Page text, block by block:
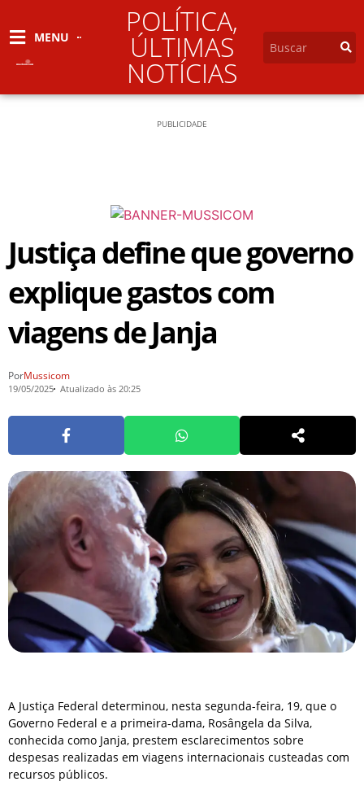
MENU POLÍTICA,
ÚLTIMAS
NOTÍCIAS
PUBLICIDADE
Justiça define que governo
explique gastos com
viagens de Janja
PorMussicom
19/05/2025 Atualizado às 20:25
A Justiça Federal determinou, nesta segunda-feira, 19, que o
Governo Federal e a primeira-dama, Rosângela da Silva,
conhecida como Janja, prestem esclarecimentos sobre
despesas realizadas em viagens internacionais custeadas com
recursos públicos.